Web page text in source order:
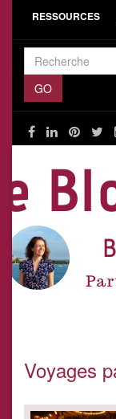
RESSOURCES
Voyages